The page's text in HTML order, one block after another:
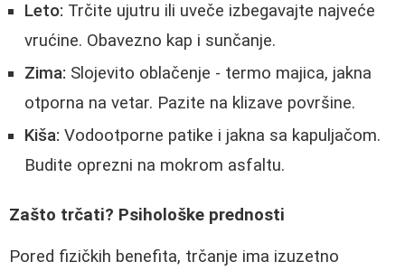
Leto: Trčite ujutru ili uveče izbegavajte najveće
vrućine. Obavezno kap i sunčanje.
Zima: Slojevito oblačenje - termo majica, jakna
otporna na vetar. Pazite na klizave površine.
Kiša: Vodootporne patike i jakna sa kapuljačom.
Budite oprezni na mokrom asfaltu.
Zašto trčati? Psihološke prednosti
Pored fizičkih benefita, trčanje ima izuzetno